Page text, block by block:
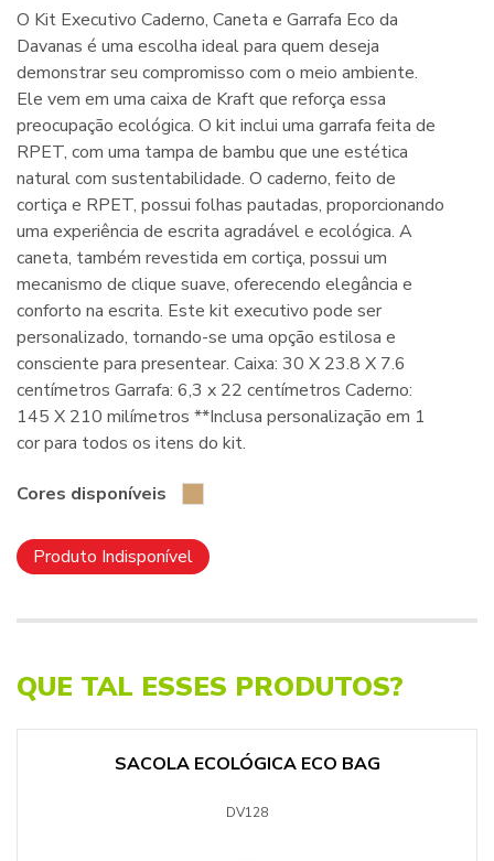
O Kit Executivo Caderno, Caneta e Garrafa Eco da
Davanas é uma escolha ideal para quem deseja
demonstrar seu compromisso com o meio ambiente.
Ele vem em uma caixa de Kraft que reforça essa
preocupação ecológica. O kit inclui uma garrafa feita de
RPET, com uma tampa de bambu que une estética
natural com sustentabilidade. O caderno, feito de
cortiça e RPET, possui folhas pautadas, proporcionando
uma experiência de escrita agradável e ecológica. A
caneta, também revestida em cortiça, possui um
mecanismo de clique suave, oferecendo elegância e
conforto na escrita. Este kit executivo pode ser
personalizado, tornando-se uma opção estilosa e
consciente para presentear. Caixa: 30 X 23.8 X 7.6
centímetros Garrafa: 6,3 x 22 centímetros Caderno:
145 X 210 milímetros **Inclusa personalização em 1
cor para todos os itens do kit.
Cores disponíveis
Produto Indisponível
QUE TAL ESSES PRODUTOS?
SACOLA ECOLÓGICA ECO BAG
DV128